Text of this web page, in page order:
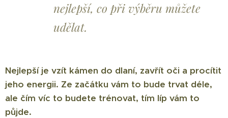
nejlepší, co při výběru můžete
udělat.
Nejlepší je vzít kámen do dlaní, zavřít oči a procítit
jeho energii. Ze začátku vám to bude trvat déle,
ale čím víc to budete trénovat, tím líp vám to
půjde.